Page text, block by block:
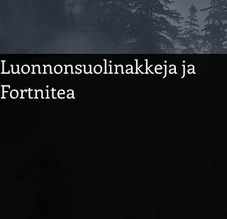
Luonnonsuolinakkeja ja
Fortnitea